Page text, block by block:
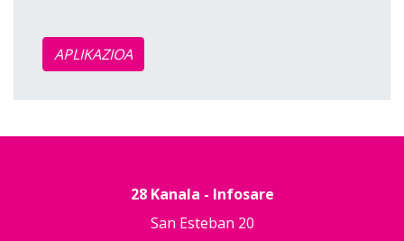
APLIKAZIOA
28 Kanala - Infosare
San Esteban 20